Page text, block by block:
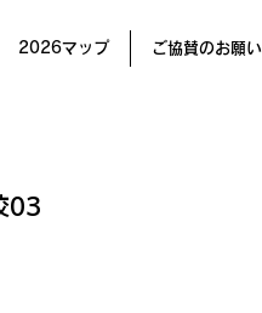
2026マップ ご協賛のお願い
03